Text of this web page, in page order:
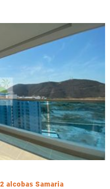
alcobas Samaria